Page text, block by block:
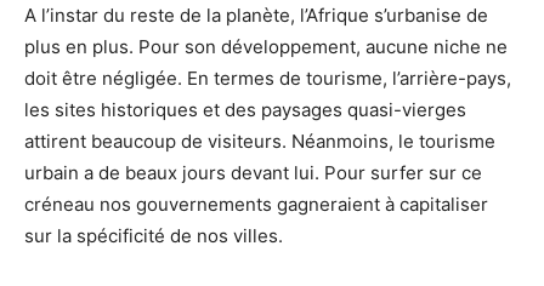
A l’instar du reste de la planète, l’Afrique s’urbanise de
plus en plus. Pour son développement, aucune niche ne
doit être négligée. En termes de tourisme, l’arrière-pays,
les sites historiques et des paysages quasi-vierges
attirent beaucoup de visiteurs. Néanmoins, le tourisme
urbain a de beaux jours devant lui. Pour surfer sur ce
créneau nos gouvernements gagneraient à capitaliser
sur la spécificité de nos villes.